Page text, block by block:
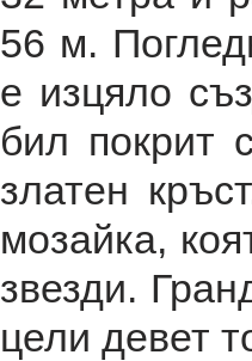
56 м.
е изцяло
бил покрит
златен
мозайка,
звезди.
цели девет